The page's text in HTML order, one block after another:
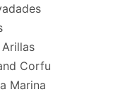
Corfu
Marina